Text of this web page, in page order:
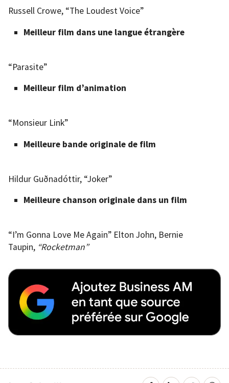
Russell Crowe, “The Loudest Voice”
Meilleur film dans une langue étrangère
“Parasite”
Meilleur film d’animation
“Monsieur Link”
Meilleure bande originale de film
Hildur Guðnadóttir, “Joker”
Meilleure chanson originale dans un film
“I’m Gonna Love Me Again” Elton John, Bernie
Taupin, “Rocketman”